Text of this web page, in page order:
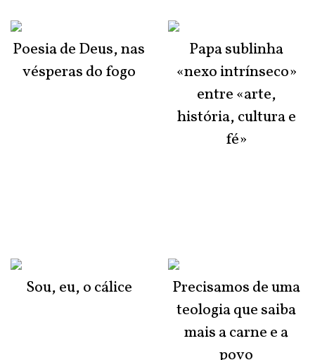
Poesia de Deus, nas
vésperas do fogo
Sou, eu, o cálice
Papa sublinha
«nexo intrínseco»
entre «arte,
história, cultura e
fé»
Precisamos de uma
teologia que saiba
mais a carne e a